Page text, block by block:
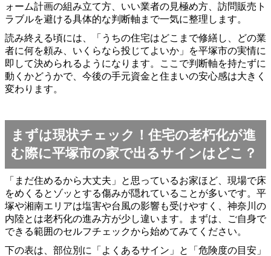
ォーム計画の組み立て方、いい業者の見極め方、訪問販売ト
ラブルを避ける具体的な判断軸まで一気に整理します。
読み終える頃には、「うちの住宅はどこまで修繕し、どの業
者に何を頼み、いくらなら投じてよいか」を平塚市の実情に
即して決められるようになります。ここで判断軸を持たずに
動くかどうかで、今後の手元資金と住まいの安心感は大きく
変わります。
まずは現状チェック！住宅の老朽化が進
む際に平塚市の家で出るサインはどこ？
「まだ住めるから大丈夫」と思っているお家ほど、現場で床
をめくるとゾッとする傷みが隠れていることが多いです。平
塚や湘南エリアは塩害や台風の影響も受けやすく、神奈川の
内陸とは老朽化の進み方が少し違います。まずは、ご自身で
できる範囲のセルフチェックから始めてみてください。
下の表は、部位別に「よくあるサイン」と「危険度の目安」